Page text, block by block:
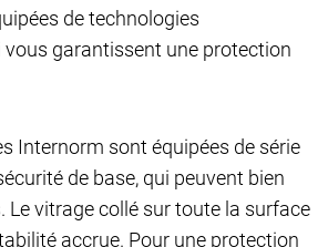
de technologies
garantissent une protection
Internorm sont équipées de série
de base, qui peuvent bien
Le vitrage collé sur toute la surface
accrue. Pour une protection